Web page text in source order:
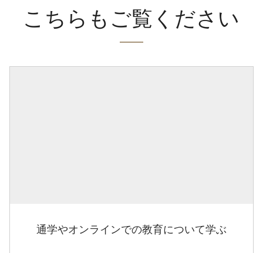
こちらもご覧ください
通学やオンラインでの教育について学ぶ